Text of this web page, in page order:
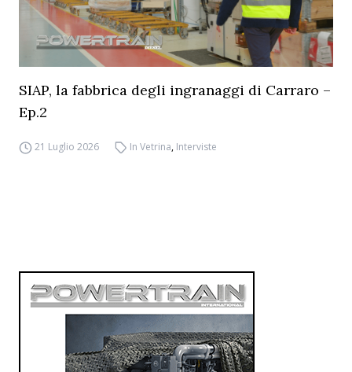
SIAP, la fabbrica degli ingranaggi di Carraro –
Ep.2
21 Luglio 2026 In Vetrina, Interviste